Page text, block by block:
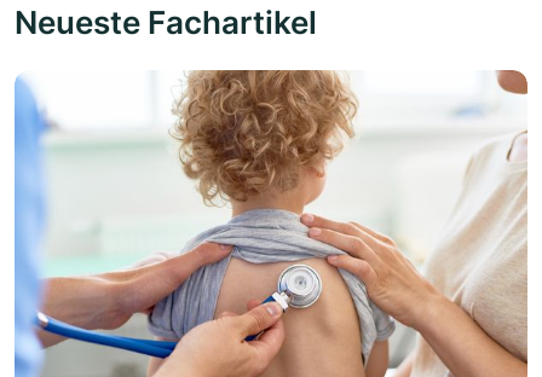
Neueste Fachartikel